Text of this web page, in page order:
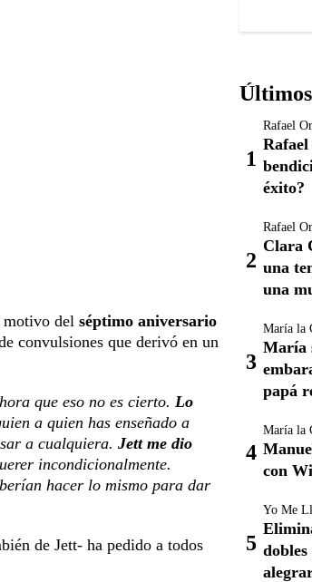
motivo del séptimo aniversario
convulsiones que derivó en un
que eso no es cierto. Lo
a quien has enseñado a
a cualquiera. Jett me dio
incondicionalmente.
hacer lo mismo para dar
de Jett- ha pedido a todos
Rafael
éxito?
Rafael
Clara
una
una
María la
María
papá
María la
con
Yo Me